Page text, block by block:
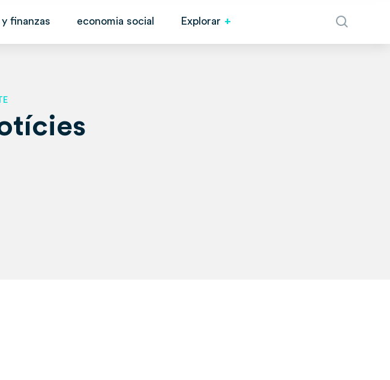
finanzas economia social Explorar